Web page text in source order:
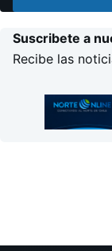
Suscribete a
Recibe las